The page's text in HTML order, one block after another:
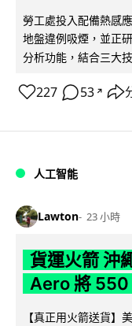
勞工處投入配備熱感
地盤違例吸煙，並正
分析功能，結合三大
227 53 ↗
人工智能
Lawton 23 小時
貨運火箭 沖
Aero 將 550
【真正用火箭送貨】